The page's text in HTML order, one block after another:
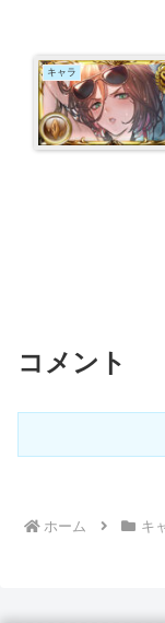
キャラ
コメント
ホーム キ